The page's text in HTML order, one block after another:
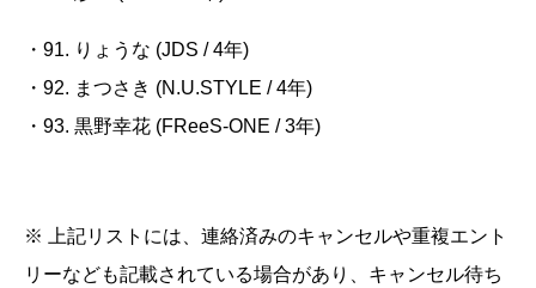
・91. りょうな (JDS / 4年)
・92. まつさき (N.U.STYLE / 4年)
・93. 黒野幸花 (FReeS-ONE / 3年)
※ 上記リストには、連絡済みのキャンセルや重複エント
リーなども記載されている場合があり、キャンセル待ち